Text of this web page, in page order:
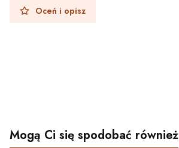
Oceń i opisz
Mogą Ci się spodobać również